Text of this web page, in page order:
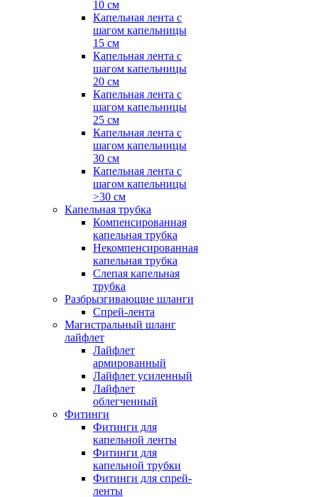
10 см
Капельная лента с
шагом капельницы
15 см
Капельная лента с
шагом капельницы
20 см
Капельная лента с
шагом капельницы
25 см
Капельная лента с
шагом капельницы
30 см
Капельная лента с
шагом капельницы
>30 см
Капельная трубка
Компенсированная
капельная трубка
Некомпенсированная
капельная трубка
Слепая капельная
трубка
Разбрызгивающие шланги
Спрей-лента
Магистральный шланг
лайфлет
Лайфлет
армированный
Лайфлет усиленный
Лайфлет
облегченный
Фитинги
Фитинги для
капельной ленты
Фитинги для
капельной трубки
Фитинги для спрей-
ленты